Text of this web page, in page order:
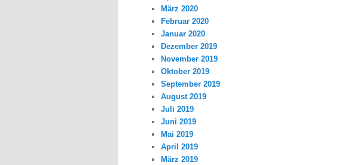
März 2020
Februar 2020
Januar 2020
Dezember 2019
November 2019
Oktober 2019
September 2019
August 2019
Juli 2019
Juni 2019
Mai 2019
April 2019
März 2019